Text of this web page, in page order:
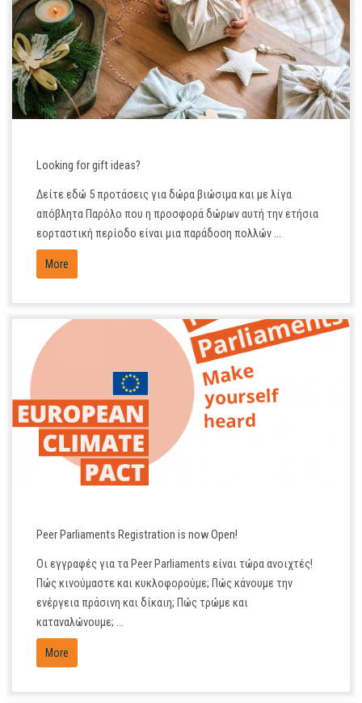
DEC
Looking for gift ideas?
Δείτε εδώ 5 προτάσεις για δώρα βιώσιμα και με λίγα
απόβλητα Παρόλο που η προσφορά δώρων αυτή την ετήσια
εορταστική περίοδο είναι μια παράδοση πολλών ...
More
Peer Parliaments Registration is now Open!
Οι εγγραφές για τα Peer Parliaments είναι τώρα ανοιχτές!
Πώς κινούμαστε και κυκλοφορούμε; Πώς κάνουμε την
ενέργεια πράσινη και δίκαιη; Πώς τρώμε και
καταναλώνουμε; ...
More